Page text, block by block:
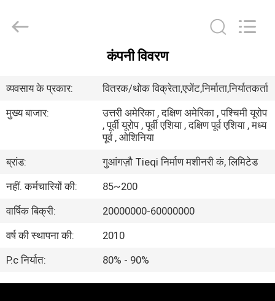
उत्पाद
वीआर
दिखाएँ
हमारे
बारे
में
Machinery
कंपनी विवरण
व्यवसाय के प्रकार:
वितरक/थोक विक्रेता,एजेंट,निर्माता,निर्यातकर्ता
मुख्य बाजार:
उत्तरी अमेरिका , दक्षिण अमेरिका , पश्चिमी यूरोप
, पूर्वी यूरोप , पूर्वी एशिया , दक्षिण पूर्व एशिया , मध्य
पूर्व , ओशिनिया
ब्रांड:
गुआंगज़ौ Tieqi निर्माण मशीनरी कं, लिमिटेड
नहीं. कर्मचारियों की:
85~200
वार्षिक बिक्री:
20000000-60000000
वर्ष की स्थापना की:
2010
P.c निर्यात:
80% - 90%